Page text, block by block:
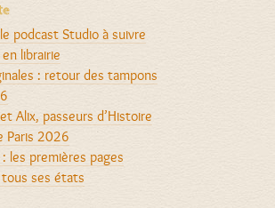
podcast Studio à suivre
librairie
: retour des tampons
Alix, passeurs d’Histoire
Paris 2026
les premières pages
tous ses états